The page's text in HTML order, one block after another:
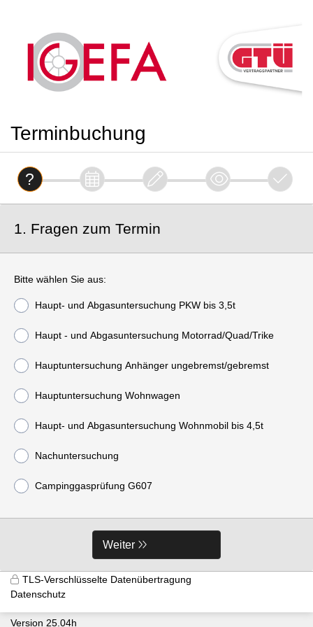
Terminbuchung
1. Fragen zum Termin
Bitte wählen Sie aus:
Haupt- und Abgasuntersuchung PKW bis 3,5t
Haupt - und Abgasuntersuchung Motorrad/Quad/Trike
Hauptuntersuchung Anhänger ungebremst/gebremst
Hauptuntersuchung Wohnwagen
Haupt- und Abgasuntersuchung Wohnmobil bis 4,5t
Nachuntersuchung
Campinggasprüfung G607
Weiter
TLS-Verschlüsselte Datenübertragung
Datenschutz
Version 25.04h